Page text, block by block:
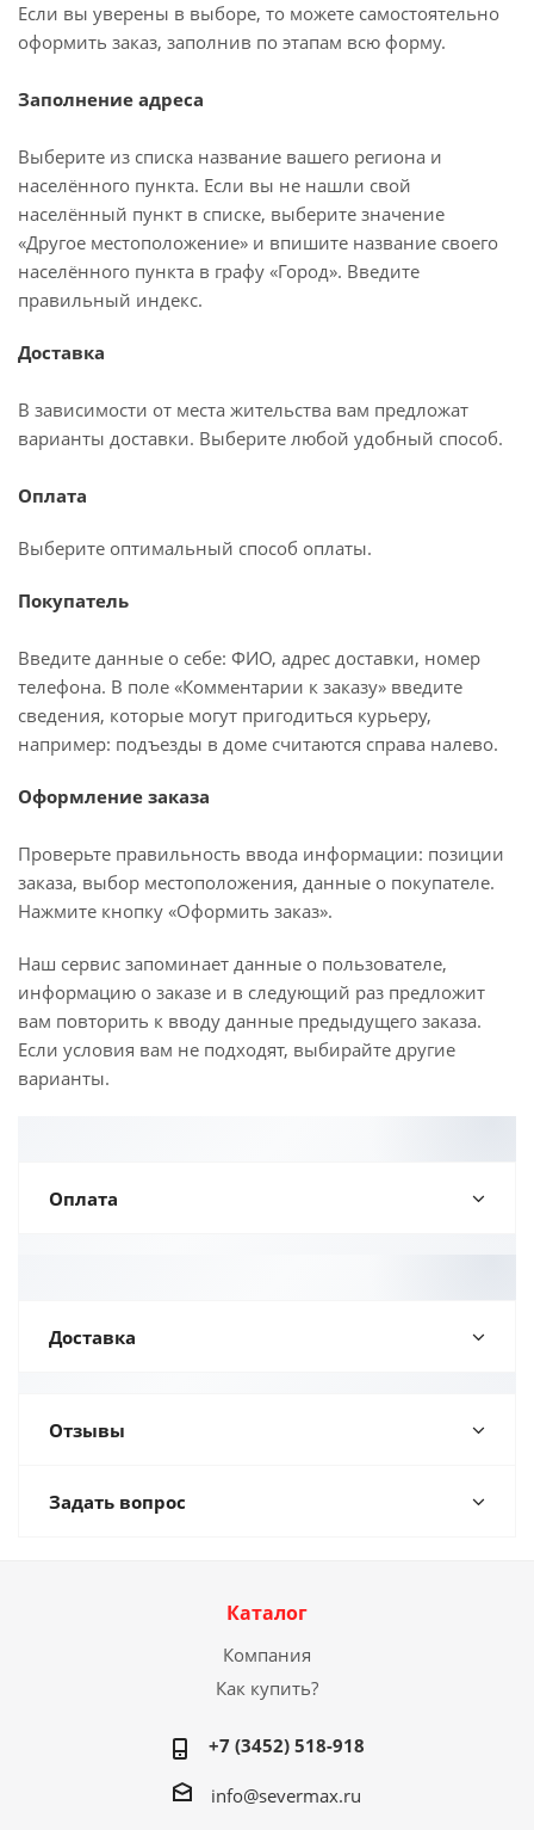
Если вы уверены в выборе, то можете самостоятельно
оформить заказ, заполнив по этапам всю форму.
Заполнение адреса
Выберите из списка название вашего региона и
населённого пункта. Если вы не нашли свой
населённый пункт в списке, выберите значение
«Другое местоположение» и впишите название своего
населённого пункта в графу «Город». Введите
правильный индекс.
Доставка
В зависимости от места жительства вам предложат
варианты доставки. Выберите любой удобный способ.
Оплата
Выберите оптимальный способ оплаты.
Покупатель
Введите данные о себе: ФИО, адрес доставки, номер
телефона. В поле «Комментарии к заказу» введите
сведения, которые могут пригодиться курьеру,
например: подъезды в доме считаются справа налево.
Оформление заказа
Проверьте правильность ввода информации: позиции
заказа, выбор местоположения, данные о покупателе.
Нажмите кнопку «Оформить заказ».
Наш сервис запоминает данные о пользователе,
информацию о заказе и в следующий раз предложит
вам повторить к вводу данные предыдущего заказа.
Если условия вам не подходят, выбирайте другие
варианты.
Оплата
Доставка
Отзывы
Задать вопрос
Каталог
Компания
Как купить?
+7 (3452) 518-918
info@severmax.ru